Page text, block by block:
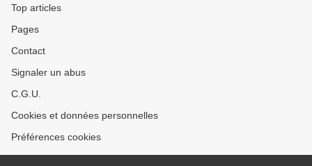
Top articles
Pages
Contact
Signaler un abus
C.G.U.
Cookies et données personnelles
Préférences cookies